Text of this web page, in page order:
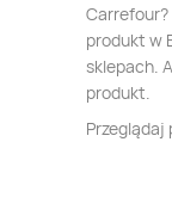
produkt w
sklepach.
produkt.